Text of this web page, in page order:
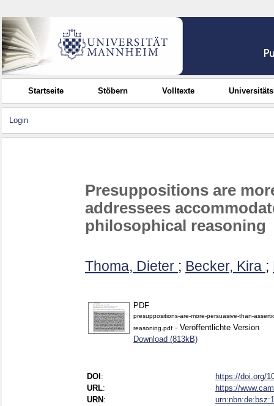
Startseite Stöbern Volltexte
Login
Presuppositions are
addressees
philosophical reasoning
Thoma, Dieter ; Becker, Kira ;
PDF
presuppositions-are-more-persuasive-than-
reasoning.pdf - Veröffentlichte Version
Download (813kB)
DOI :
https://doi.org/
URL:
https://
URN :